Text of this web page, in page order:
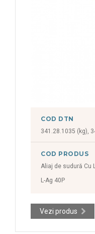
COD DTN
341.28.1035 (kg),
COD PRODUS
Aliaj de sudură Cu
L-Ag 40P
Vezi produs